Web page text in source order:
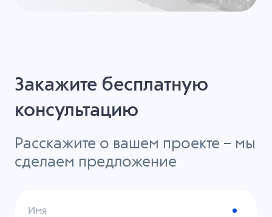
Закажите бесплатную
консультацию
Расскажите о вашем проекте – мы
сделаем предложение
Имя